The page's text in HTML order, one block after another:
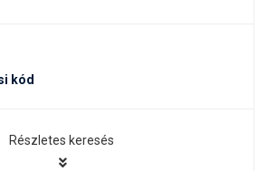
Részletes keresés